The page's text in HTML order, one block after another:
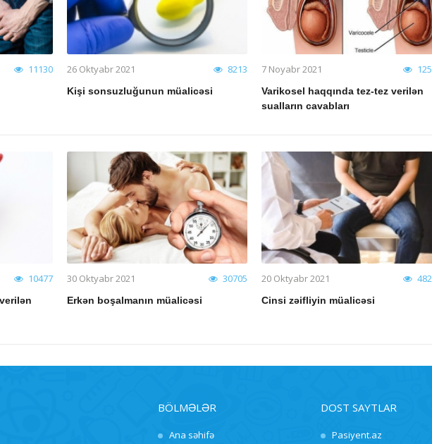
11130 26 Oktyabr 2021 8213
Kişi sonsuzluğunun müalicəsi
7 Noyabr 2021
Varikosel haqqında tez-tez verilən
sualların cavabları
10477 30 Oktyabr 2021 30705
Erkən boşalmanın müalicəsi
20 Oktyabr 2021
Cinsi zəifliyin müalicəsi
BÖLMƏLƏR
Ana səhifə
DOST SAYTLAR
Pasiyent.az